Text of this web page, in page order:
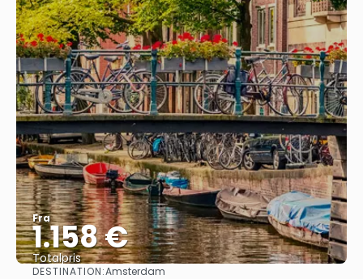
Fra
1.158 €
Totalpris
DESTINATION:Amsterdam